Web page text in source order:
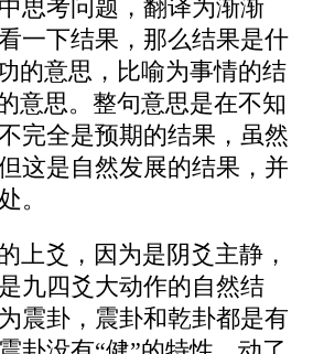
思考问题，翻译为渐渐
一下结果，那么结果是什
的意思，比喻为事情的结
意思。整句意思是在不知
完全是预期的结果，虽然
这是自然发展的结果，并
。
上爻，因为是阴爻主静，
九四爻大动作的自然结
震卦，震卦和乾卦都是有